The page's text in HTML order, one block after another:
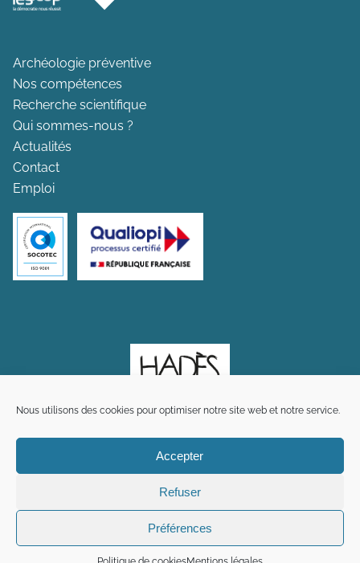
Nous utilisons des cookies pour optimiser notre site web et notre service.
Accepter
Refuser
Préférences
Archéologie préventive
Nos compétences
Recherche scientifique
Qui sommes-nous ?
Actualités
Contact
Emploi
Mentions légales